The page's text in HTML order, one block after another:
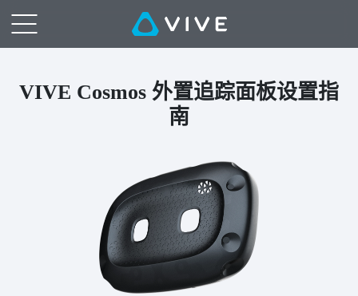
VIVE
|
使
Cosmos
VIVE Cosmos 外置追踪面板设置指
南